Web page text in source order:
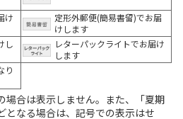
け
定形外郵便(簡易書留)でお届
けします
し
レターパックライトでお届け
します
り
場合は表示しません。また、「夏期
となる場合は、記号での表示はせ